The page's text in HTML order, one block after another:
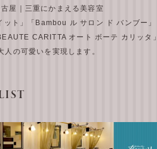
屋｜三重にかまえる美容室
ト」
「Bambou ル サロン ド バンブー」
CARITTA オート ボーテ カリッタ」
の可愛いを実現します。